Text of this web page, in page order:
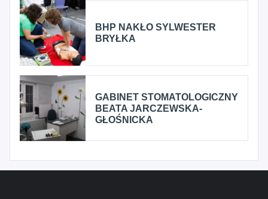
BHP NAKŁO SYLWESTER
BRYŁKA
GABINET STOMATOLOGICZNY
BEATA JARCZEWSKA-
GŁOŚNICKA